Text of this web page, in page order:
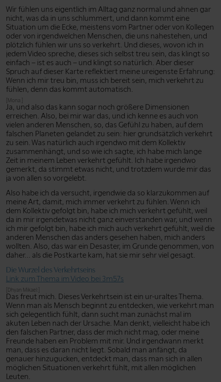
Wir fühlen uns eigentlich im Alltag ganz normal und ahnen gar
nicht, was da in uns schlummert, und dann kommt eine
Situation um die Ecke, meistens vom Partner oder von Kollegen
oder von irgendwelchen Menschen, die uns nahestehen, und
plötzlich fühlen wir uns so verkehrt. Und dieses, wovon ich in
jedem Video spreche, dieses sich selbst treu sein, das klingt so
einfach – ist es auch – und klingt so natürlich. Aber dieser
Spruch auf dieser Karte reflektiert meine ureigenste Erfahrung:
Wenn ich mir treu bin, muss ich bereit sein, mich verkehrt zu
fühlen, denn das kommt automatisch.
[Mona:]
Ja, und also das kann sogar noch größere Dimensionen
erreichen. Also, bei mir war das, und ich kenne es auch von
vielen anderen Menschen, so, das Gefühl zu haben, auf dem
falschen Planeten gelandet zu sein: hier grundsätzlich verkehrt
zu sein. Was natürlich auch irgendwo mit dem Kollektiv
zusammenhängt, und so wie ich sagte, ich habe mich lange
Zeit in meinem Leben verkehrt gefühlt. Ich habe irgendwo
gemerkt, da stimmt etwas nicht, und trotzdem wurde mir das
ja von allen so vorgelebt.
Also habe ich da versucht, irgendwie da so klarzukommen auf
meine Art, damit, mich immer verkehrt zu fühlen. Wenn ich
dem Kollektiv gefolgt bin, habe ich mich verkehrt gefühlt, weil
da in mir irgendetwas nicht ganz einverstanden war, und wenn
ich mir gefolgt bin, habe ich mich auch verkehrt gefühlt, weil die
anderen Menschen das anders gesehen haben, mich anders
wollten. Also, das war ein Desaster, im Grunde genommen, von
daher... als die Postkarte kam, hat sie mir sehr viel gesagt.
Die Wurzel des Verkehrtseins
Link zum Thema im Video bei 3m57s
[Dhyan Mikael:]
Das freut mich. Dieses Verkehrtsein ist ein ur-uraltes Thema.
Wenn man als Mensch beginnt zu entdecken, wie verkehrt man
sich gelegentlich fühlt, dann sucht man zunächst mal im
akuten Leben nach der Ursache. Man denkt, vielleicht habe ich
den falschen Partner, dass der mich nicht mag, oder meine
Freunde haben ein Problem mit mir. Und irgendwann merkt
man, dass es daran nicht liegt. Sobald man anfängt, da
genauer hinzugucken, entdeckt man, dass man sich in allen
möglichen Situationen verkehrt fühlt, mit allen möglichen
Leuten.